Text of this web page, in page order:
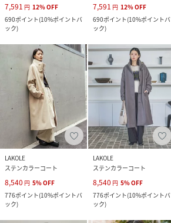
7,591 円 12%OFF
690ポイント(10%ポイントバ
ック)
7,591 円 12%OFF
690ポイント(10%ポイントバ
ック)
LAKOLE
ステンカラーコート
8,540 円 5%OFF
776ポイント(10%ポイントバ
ック)
LAKOLE
ステンカラーコート
8,540 円 5%OFF
776ポイント(10%ポイントバ
ック)